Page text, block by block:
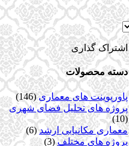
اشتراک گذاری
دسته محصولات
پاورپوینت های معماری (146)
پروژه های تحلیل فضای شهری
(10)
معماری مکانیابی ارشد (6)
پروژه های مختلف (3)